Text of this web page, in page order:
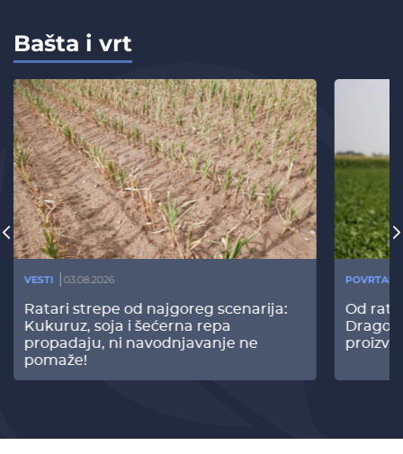
Bašta i vrt
VESTI 03.08.2026
Ratari strepe od najgoreg scenarija:
Kukuruz, soja i šećerna repa
propadaju, ni navodnjavanje ne
pomaže!
Od